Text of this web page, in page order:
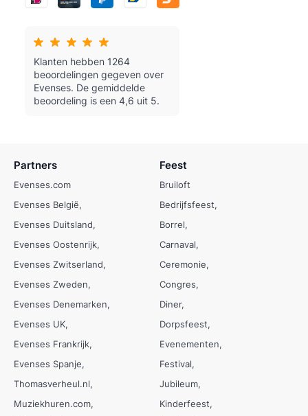
Klanten hebben 1264
beoordelingen gegeven over
Evenses. De gemiddelde
beoordeling is een 4,6 uit 5.
Partners
Evenses.com
Evenses België
Evenses Duitsland
Evenses Oostenrijk
Evenses Zwitserland
Evenses Zweden
Evenses Denemarken
Evenses UK
Evenses Frankrijk
Evenses Spanje
Thomasverheul.nl
Muziekhuren.com
Feest
Bruiloft
Bedrijfsfeest
Borrel
Carnaval
Ceremonie
Congres
Diner
Dorpsfeest
Evenementen
Festival
Jubileum
Kinderfeest